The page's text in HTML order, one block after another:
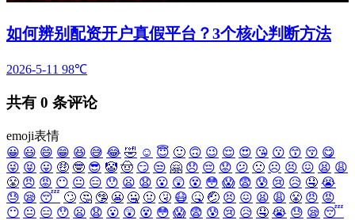
如何辨别配资开户真假平台？3个核心判断方法
2026-5-11 98℃
共有 0 条评论
emoji表情
😀 😃 😄 😁 😆 😅 😂 🤣 ☺️ 😇 🙂 🙃 😉 😌 😍 😘 😗 😙 😚 😋
😜 😝 😛 🤑 🤓 😎 🤡 🤠 😏 😒 🤗 😞 😔 😟 😕 🙁 ☹️ 😣 😖 😫 😩
😤 😠 😡 😶 😐 😑 😯 😦 😧 😮 😲 😵 😳 😱 😨 😰 😢 😥 🤤 😭
😓 😪 😴 🙄 🤔 🤥 😬 🤐 🤢 🤧 😷 🤒 🤕 😣 😖 😫 😩 😤 😠 😡
😶 😐 😑 😯 😦 😧 😮 😲 😵 😳 😱 😨 😰 😢 😥 🤤 😭 😓 😪 😴